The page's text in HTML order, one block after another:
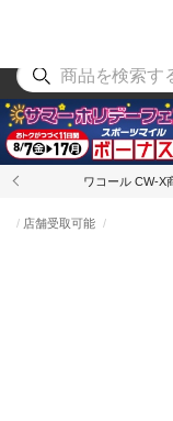
ア
ワコール CW-X
店舗受取可能